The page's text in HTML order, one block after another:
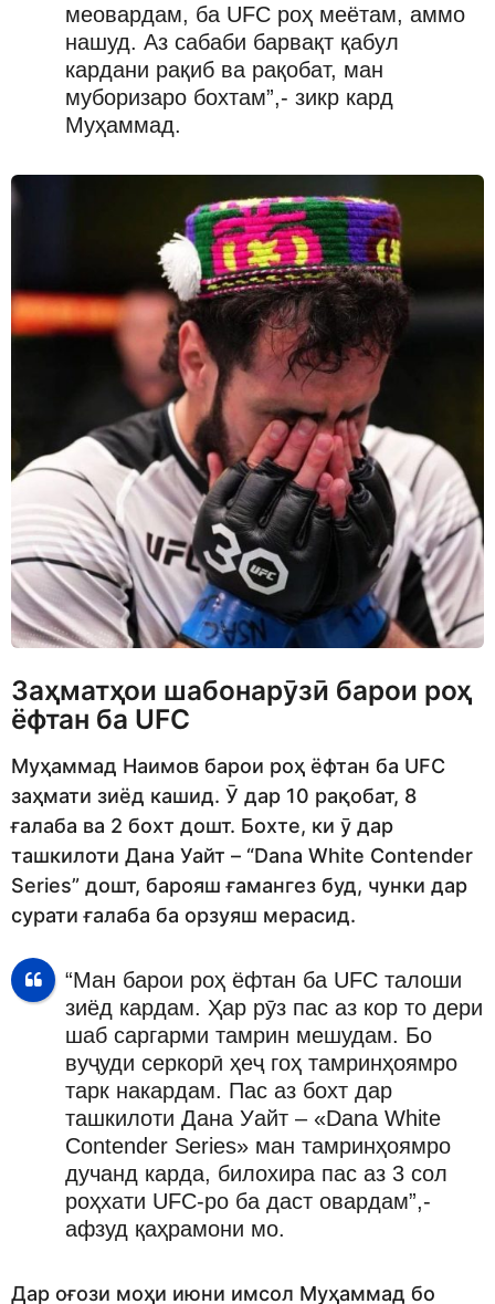
меовардам, ба UFC роҳ меётам, аммо
нашуд. Аз сабаби барвақт қабул
кардани рақиб ва рақобат, ман
муборизаро бохтам”,- зикр кард
Муҳаммад.
Заҳматҳои шабонарӯзӣ барои роҳ
ёфтан ба UFC
Муҳаммад Наимов барои роҳ ёфтан ба UFC
заҳмати зиёд кашид. Ӯ дар 10 рақобат, 8
ғалаба ва 2 бохт дошт. Бохте, ки ӯ дар
ташкилоти Дана Уайт – “Dana White Contender
Series” дошт, барояш ғамангез буд, чунки дар
сурати ғалаба ба орзуяш мерасид.
“Ман барои роҳ ёфтан ба UFC талоши
зиёд кардам. Ҳар рӯз пас аз кор то дери
шаб саргарми тамрин мешудам. Бо
вуҷуди серкорӣ ҳеҷ гоҳ тамринҳоямро
тарк накардам. Пас аз бохт дар
ташкилоти Дана Уайт – «Dana White
Contender Series» ман тамринҳоямро
дучанд карда, билохира пас аз 3 сол
роҳхати UFC-ро ба даст овардам”,-
афзуд қаҳрамони мо.
Дар оғози моҳи июни имсол Муҳаммад бо